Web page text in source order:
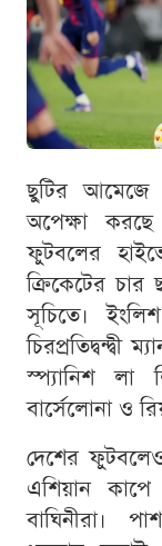
ছুটির আমেজে
অপেক্ষা
ফুটবলের
ক্রিকেটের
সূচিতে।
চিরপ্রতিদ্বন্দ্বী
স্প্যানিশ লা
বার্সেলোনা ও
দেশের
এশিয়ান
বাঘিনীরা।